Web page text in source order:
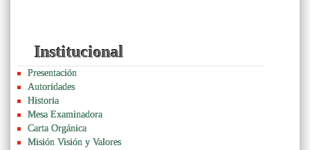
Institucional
Presentación
Autoridades
Historia
Mesa Examinadora
Carta Orgánica
Misión Visión y Valores